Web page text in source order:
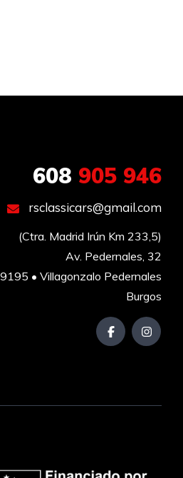
608 905 946
rsclassicars@gmail.com
(Ctra. Madrid Irún Km 233,5)
Av. Pedernales, 32
• Villagonzalo Pedernales
Burgos